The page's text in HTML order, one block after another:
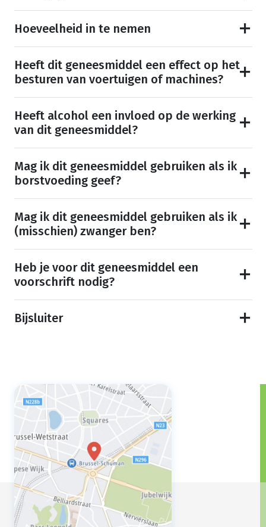
Hoeveelheid in te nemen
Heeft dit geneesmiddel een effect op het
besturen van voertuigen of machines?
Heeft alcohol een invloed op de werking
van dit geneesmiddel?
Mag ik dit geneesmiddel gebruiken als ik
borstvoeding geef?
Mag ik dit geneesmiddel gebruiken als ik
(misschien) zwanger ben?
Heb je voor dit geneesmiddel een
voorschrift nodig?
Bijsluiter